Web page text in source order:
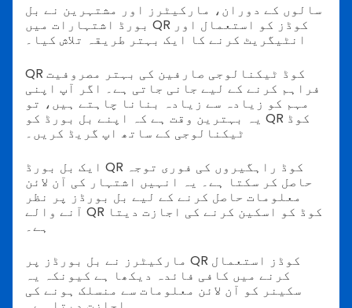
سالوں کے دوران، مارکیٹرز اور مشتہرین نے بل
بورڈ اشتہارات میں QR کوڈز کو استعمال اور
انٹیگریٹ کرنے کا ایک بہتر طریقہ تلاش کیا۔
QR کوڈ ٹیکنالوجی صارفین کی بہتر مصروفیت
فراہم کرنے کے لیے جانی جاتی ہے۔ اگر آپ اپنی
مہم کو زیادہ سے زیادہ بنانا چاہتے ہیں، تو
یہ بہترین وقت ہے کہ اپنے بل بورڈ کو QR کوڈ
ٹیکنالوجی کے ساتھ اپ گریڈ کریں۔
ایک بل بورڈ QR کوڈ راہگیروں کی فوری توجہ
حاصل کر سکتا ہے۔ یہ انہیں اشتہار کی آن لائن
معلومات حاصل کرنے کے لیے بل بورڈز پر نظر
آنے والے QR کوڈ کو اسکین کرنے کی اجازت دیتا
ہے۔
مارکیٹرز نے بل بورڈز پر QR کوڈز استعمال
کرنے میں کافی فائدہ دیکھا ہے کیونکہ یہ
سکینر کو آن لائن معلومات سے منسلک ہونے کی